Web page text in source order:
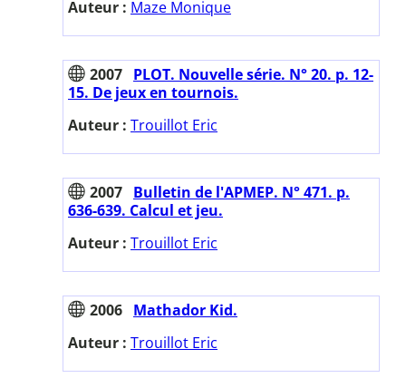
Auteur : Maze Monique
2007 PLOT. Nouvelle série. N° 20. p. 12-
15. De jeux en tournois.
Auteur : Trouillot Eric
2007 Bulletin de l'APMEP. N° 471. p.
636-639. Calcul et jeu.
Auteur : Trouillot Eric
2006 Mathador Kid.
Auteur : Trouillot Eric